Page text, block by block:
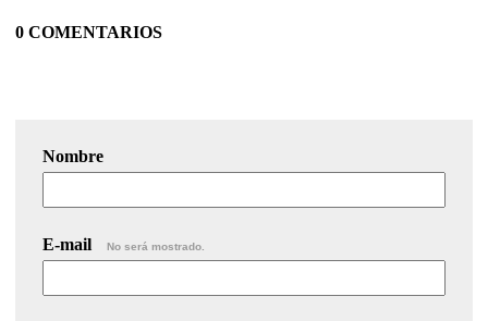
0 COMENTARIOS
Nombre
E-mail No será mostrado.